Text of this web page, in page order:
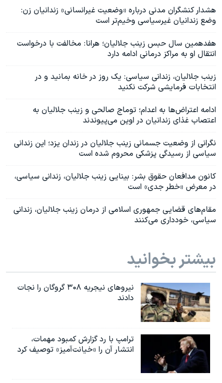
هشدار کنشگران مدنی درباره «وضعیت غیرانسانی» زندانیان زن:
وضع زندانیان غیرسیاسی وخیم‌تر است
هفدهمین سال حبس زینب جلالیان؛ هرانا: مخالفت با درخواست
انتقال او به مراکز درمانی ادامه دارد
زینب جلالیان، زندانی سیاسی: یک روز در خانه‌ بمانید و در
انتخابات فرمایشی شرکت نکنید
ادامه اعتراض‌‌ها به اعدام‌؛ توماج صالحی و زینب جلالیان به
اعتصاب غذای زندانیان در اوین می‌پیوندند
نگرانی از وضعیت جسمانی زینب جلالیان در زندان یزد؛ این زندانی
سیاسی از رسیدگی پزشکی محروم شده است
کانون مدافعان حقوق بشر: بینایی زینب جلالیان، زندانی سیاسی،
در معرض «خطر جدی» است
مقام‌های قضایی جمهوری اسلامی از درمان زینب جلالیان، زندانی
سیاسی، خودداری می‌کنند
بیشتر بخوانید
نیروهای نیجریه‌ ۳۰۸ گروگان را نجات
دادند
ترامپ با رد گزارش کمبود مهمات،
انتشار آن را «خیانت‌آمیز» توصیف کرد